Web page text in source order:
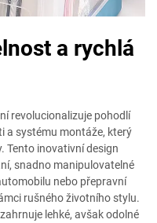
a rychlá
revolucionalizuje pohodlí
a systému montáže, který
Tento inovativní design
snadno manipulovatelné
nebo přepravní
rušného životního stylu.
lehké, avšak odolné